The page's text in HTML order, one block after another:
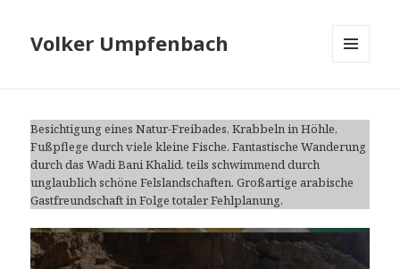
Volker Umpfenbach
Besichtigung eines Natur-Freibades, Krabbeln in Höhle,
Fußpflege durch viele kleine Fische. Fantastische Wanderung
durch das Wadi Bani Khalid, teils schwimmend durch
unglaublich schöne Felslandschaften. Großartige arabische
Gastfreundschaft in Folge totaler Fehlplanung.